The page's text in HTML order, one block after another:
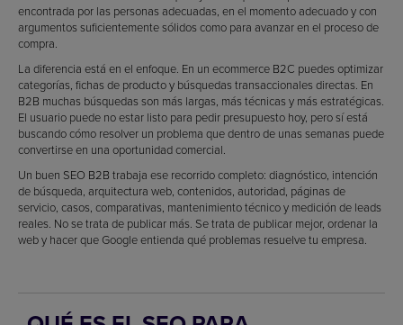
encontrada por las personas adecuadas, en el momento adecuado y con
argumentos suficientemente sólidos como para avanzar en el proceso de
compra.
La diferencia está en el enfoque. En un ecommerce B2C puedes optimizar
categorías, fichas de producto y búsquedas transaccionales directas. En
B2B muchas búsquedas son más largas, más técnicas y más estratégicas.
El usuario puede no estar listo para pedir presupuesto hoy, pero sí está
buscando cómo resolver un problema que dentro de unas semanas puede
convertirse en una oportunidad comercial.
Un buen SEO B2B trabaja ese recorrido completo: diagnóstico, intención
de búsqueda, arquitectura web, contenidos, autoridad, páginas de
servicio, casos, comparativas, mantenimiento técnico y medición de leads
reales. No se trata de publicar más. Se trata de publicar mejor, ordenar la
web y hacer que Google entienda qué problemas resuelve tu empresa.